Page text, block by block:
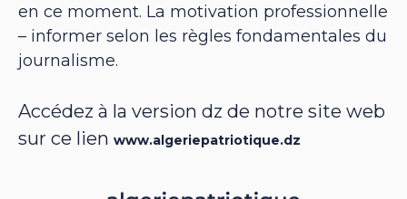
en ce moment. La motivation professionnelle
– informer selon les règles fondamentales du
journalisme.
Accédez à la version dz de notre site web
sur ce lien www.algeriepatriotique.dz